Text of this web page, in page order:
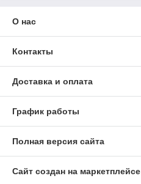
О нас
Контакты
Доставка и оплата
График работы
Полная версия сайта
Сайт создан на маркетплейсе